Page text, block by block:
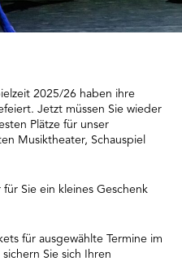
2025/26 haben ihre
Jetzt müssen Sie wieder
Plätze für unser
Musiktheater, Schauspiel
Sie ein kleines Geschenk
für ausgewählte Termine im
Sie sich Ihren